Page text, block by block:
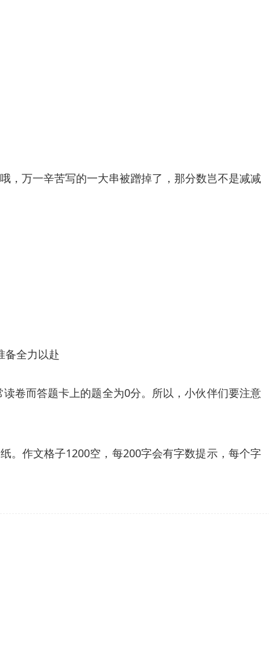
，万一辛苦写的一大串被蹭掉了，那分数岂不是减减
备全力以赴
卷而答题卡上的题全为0分。所以，小伙伴们要注意
。作文格子1200空，每200字会有字数提示，每个字